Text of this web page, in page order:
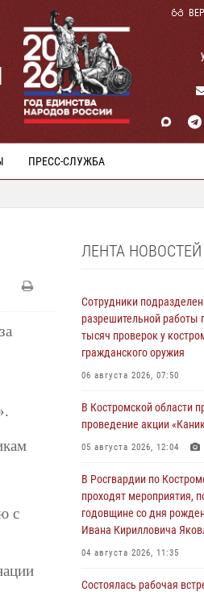
ПРЕСС-СЛУЖБА
с
ЛЕНТА НОВОСТЕЙ
Сотрудники
разрешительной работы
тысяч проверок у
гражданского оружия
06 августа 2026, 07:50
В Костромской области
проведение акции
05 августа 2026, 12:04
В Росгвардии по
проходят мероприятия,
годовщине со дня
Ивана Кирилловича
04 августа 2026, 11:35
Состоялась рабочая